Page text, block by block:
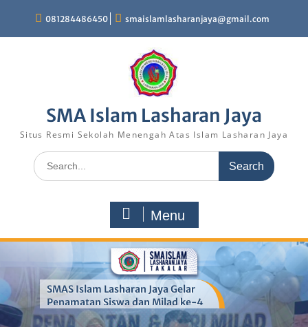
081284486450 smaislamlasharanjaya@gmail.com
SMA Islam Lasharan Jaya
Situs Resmi Sekolah Menengah Atas Islam Lasharan Jaya
Menu
SMAS Islam Lasharan Jaya Gelar
Penamatan Siswa dan Milad ke-4
Penuh Haru dan Makna